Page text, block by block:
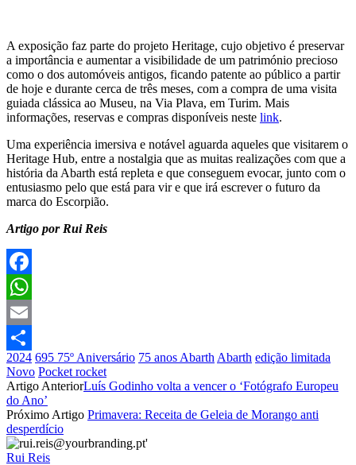
A exposição faz parte do projeto Heritage, cujo objetivo é preservar
a importância e aumentar a visibilidade de um património precioso
como o dos automóveis antigos, ficando patente ao público a partir
de hoje e durante cerca de três meses, com a compra de uma visita
guiada clássica ao Museu, na Via Plava, em Turim. Mais
informações, reservas e compras disponíveis neste link.
Uma experiência imersiva e notável aguarda aqueles que visitarem o
Heritage Hub, entre a nostalgia que as muitas realizações com que a
história da Abarth está repleta e que conseguem evocar, junto com o
entusiasmo pelo que está para vir e que irá escrever o futuro da
marca do Escorpião.
Artigo por Rui Reis
Facebook
WhatsApp
Email
Partilhar
2024 695 75º Aniversário 75 anos Abarth Abarth edição limitada
Novo Pocket rocket
Artigo AnteriorLuís Godinho volta a vencer o ‘Fotógrafo Europeu
do Ano’
Próximo Artigo Primavera: Receita de Geleia de Morango anti
desperdício
Rui Reis